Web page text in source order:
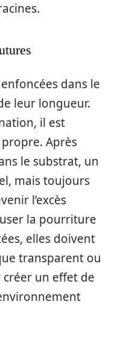
dans le
leur longueur.
il est
Après
le substrat, un
mais toujours
l’excès
la pourriture
elles doivent
transparent ou
créer un effet de